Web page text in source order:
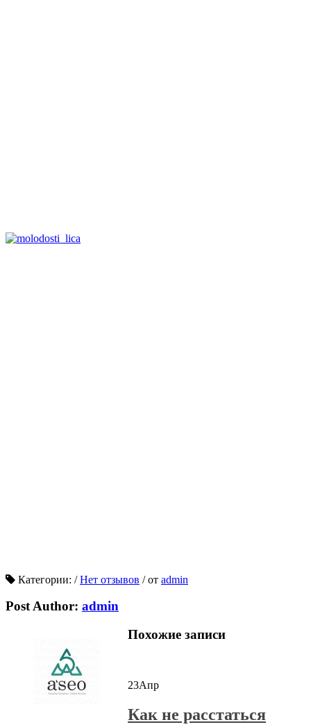
Категории: / Нет отзывов /от admin
Post Author: admin
Похожие записи
23Апр
Как не расстаться